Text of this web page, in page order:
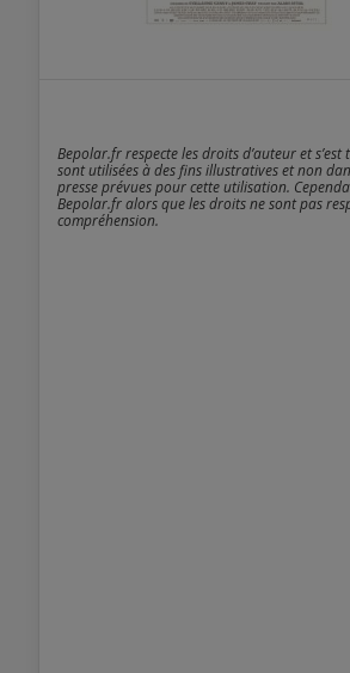
Bepolar.fr respecte les droits d’auteur et
sont utilisées à des fins illustratives et non
presse prévues pour cette utilisation.
Bepolar.fr alors que les droits ne sont pas
compréhension.